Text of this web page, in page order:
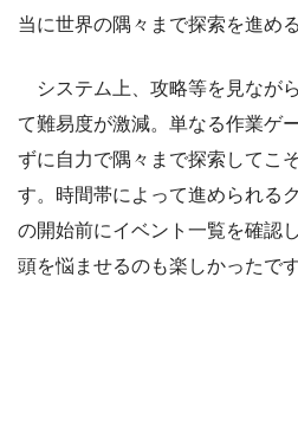
当に世界の隅々まで探索を進め
システム上、攻略等を見なが
て難易度が激減。単なる作業ゲ
ずに自力で隅々まで探索してこ
す。時間帯によって進められる
の開始前にイベント一覧を確認
頭を悩ませるのも楽しかったです